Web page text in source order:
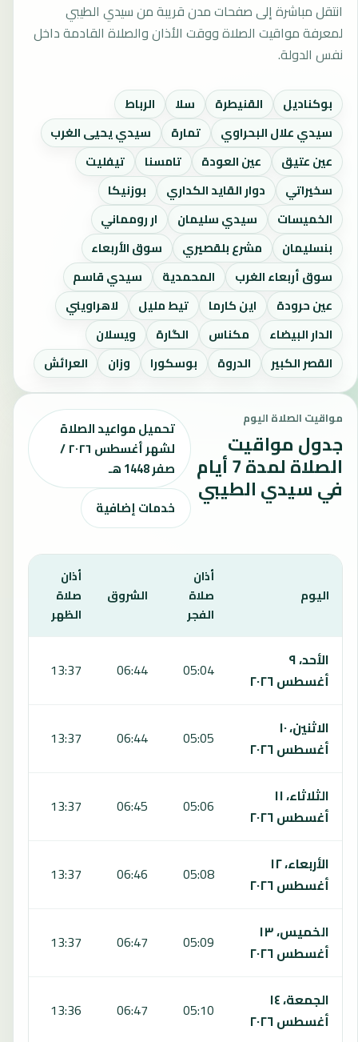
انتقل مباشرة إلى صفحات مدن قريبة من سيدي الطيبي
لمعرفة مواقيت الصلاة ووقت الأذان والصلاة القادمة داخل
نفس الدولة.
بوكناديل القنيطرة سلا
الرباط
سيدي علال البحراوي
تمارة
سيدي يحيى الغرب
عين عتيق
عين العودة تامسنا
تيفليت
سخيراتي
دوار القايد الكداري
بوزنيكا
الخميسات
سيدي سليمان
ار رومماني
بنسليمان
مشرع بلقصيري
سوق الأربعاء
سوق أربعاء الغرب
المحمدية
سيدي قاسم
عين حرودة
اين كارما تيط مليل
لاهراويني
الدار البيضاء
مكناس الگارة
ويسلان
القصر الكبير
الدروة بوسكورا وزان العرائش
مواقيت الصلاة اليوم
جدول مواقيت
الصلاة لمدة 7 أيام
في سيدي الطيبي
تحميل مواعيد الصلاة
لشهر أغسطس ٢٠٢٦ /
صفر 1448 هـ
خدمات إضافية
اليوم
أذان
صلاة
الفجر
الشروق
أذان
صلاة
الظهر
الأحد، ٩
أغسطس ٢٠٢٦
05:04
06:44
13:37
الاثنين، ١٠
أغسطس ٢٠٢٦
05:05
06:44
13:37
الثلاثاء، ١١
أغسطس ٢٠٢٦
05:06
06:45
13:37
الأربعاء، ١٢
أغسطس ٢٠٢٦
05:08
06:46
13:37
الخميس، ١٣
أغسطس ٢٠٢٦
05:09
06:47
13:37
الجمعة، ١٤
أغسطس ٢٠٢٦
05:10
06:47
13:36